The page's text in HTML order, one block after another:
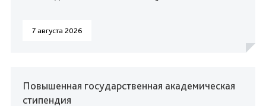
7 августа 2026
Повышенная государственная академическая
стипендия